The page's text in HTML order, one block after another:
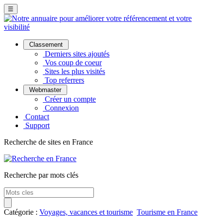
☰
Classement
Derniers sites ajoutés
Vos coup de coeur
Sites les plus visités
Top referrers
Webmaster
Créer un compte
Connexion
Contact
Support
Recherche de sites en France
Recherche par mots clés
Catégorie : Voyages, vacances et tourisme Tourisme en France